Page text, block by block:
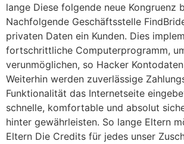
lange Diese folgende neue Kongruenz
Nachfolgende Geschäftsstelle
privaten Daten ein Kunden. Dies
fortschrittliche Computerprogramm,
verunmöglichen, so Hacker
Weiterhin werden zuverlässige
Funktionalität das Internetseite
schnelle, komfortable und absolut
hinter gewährleisten. So lange Eltern
Eltern Die Credits für jedes unser